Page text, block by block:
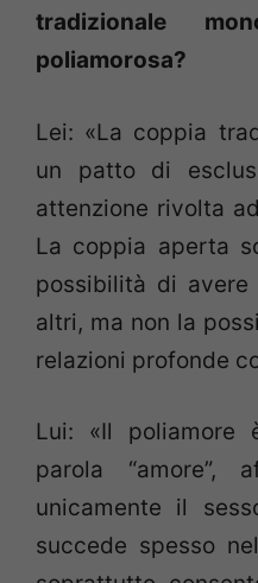
tradizionale
poliamorosa?
Lei: «La coppia
un patto di
attenzione rivolta
La coppia aperta
possibilità di avere
altri, ma non la
relazioni profonde
Lui: «Il poliamore
parola “amore”,
unicamente il
succede spesso